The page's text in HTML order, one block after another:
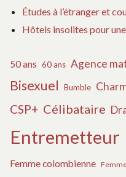
Études à l’étranger et
Hôtels insolites pour
50 ans 60 ans Agence
Bisexuel Bumble
CSP+ Célibataire
Entremetteur
Femme colombienne